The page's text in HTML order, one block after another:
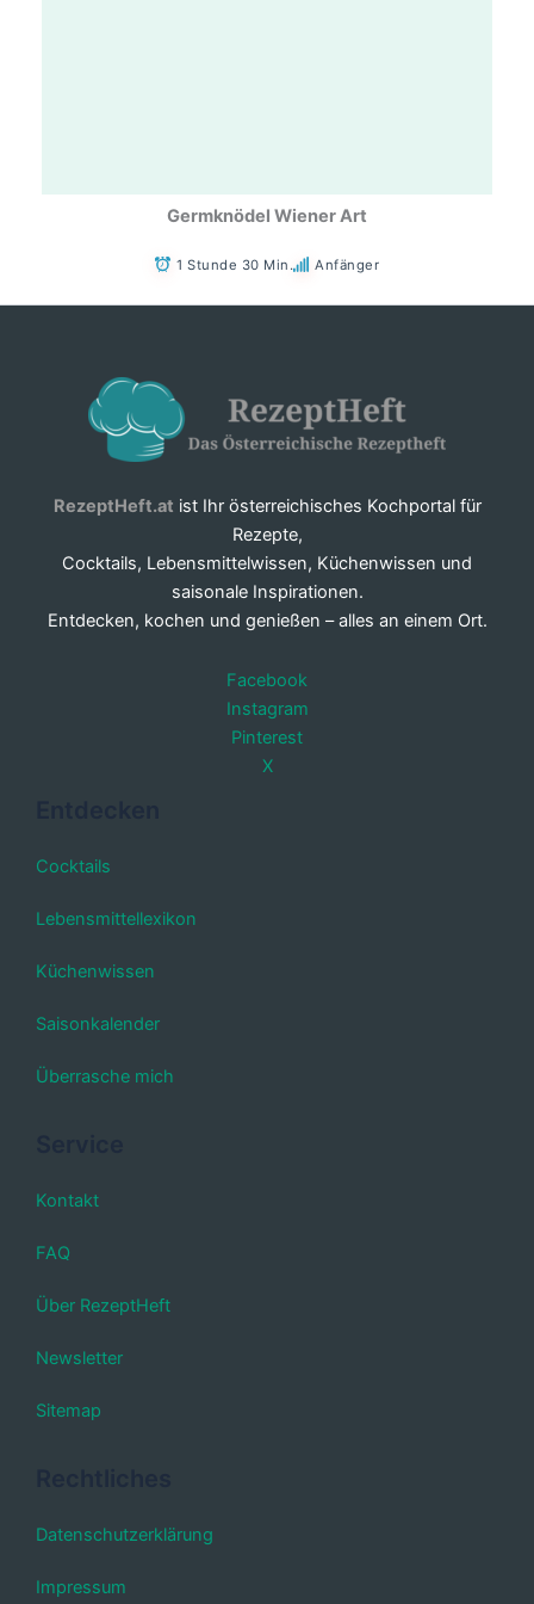
Germknödel Wiener Art
1 Stunde 30 Min. Anfänger
RezeptHeft.at ist Ihr österreichisches Kochportal für
Rezepte,
Cocktails, Lebensmittelwissen, Küchenwissen und
saisonale Inspirationen.
Entdecken, kochen und genießen – alles an einem Ort.
Facebook
Instagram
Pinterest
X
Cocktails
Lebensmittellexikon
Küchenwissen
Saisonkalender
Überrasche mich
Kontakt
FAQ
Über RezeptHeft
Newsletter
Sitemap
Datenschutzerklärung
Impressum